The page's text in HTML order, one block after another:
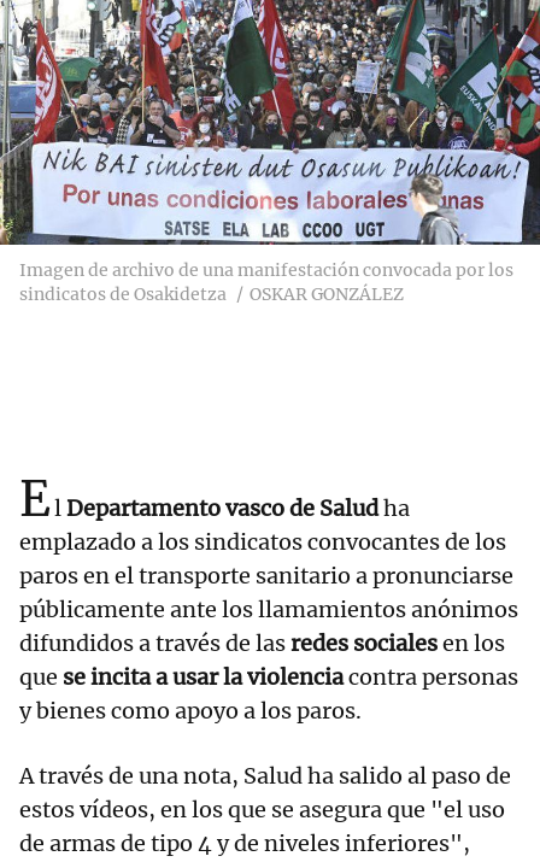
Imagen de archivo de una manifestación convocada por los
sindicatos de Osakidetza
OSKAR GONZÁLEZ
ElDepartamento vasco de Saludha
emplazado a los sindicatos convocantes de los
paros en el transporte sanitario a pronunciarse
públicamente ante los llamamientos anónimos
difundidos a través de lasredes socialesen los
que se incita a usar la violenciacontra personas
y bienes como apoyo a los paros.
A través de una nota, Salud ha salido al paso de
estos vídeos, en los que se asegura que "el uso
de armas de tipo 4 y de niveles inferiores",